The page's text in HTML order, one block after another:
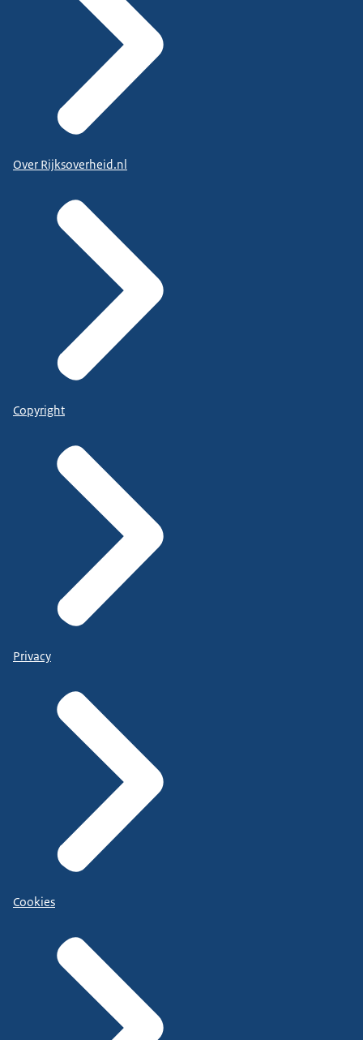
Over Rijksoverheid.nl
Copyright
Privacy
Cookies